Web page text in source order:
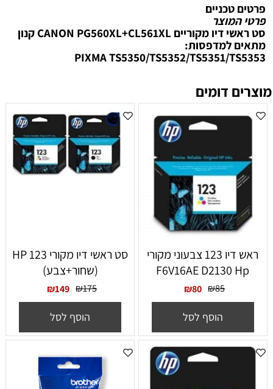
פרטים טכניים
פרטי המוצר
סט ראשי דיו מקוריים CANON PG560XL+CL561XL קנון
מתאים למדפסות:
PIXMA TS5350/TS5352/TS5351/TS5353
מוצרים דומים
ראש דיו 123 צבעוני מקורי
F6V16AE D2130 Hp
₪85
₪80
הוסף לסל
סט ראשי דיו מקורי HP 123
(שחור+צבע)
₪175
₪149
הוסף לסל